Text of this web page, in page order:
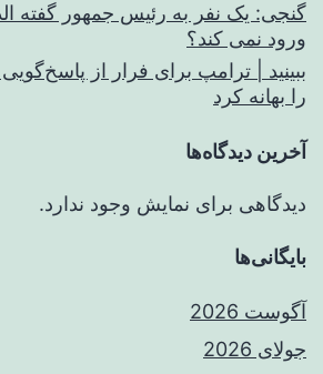
گنجی: یک نفر به رئیس جمهور گفته
ورود نمی کند؟
ببینید | ترامپ برای فرار از
را بهانه کرد
آخرین دیدگاه‌ها
دیدگاهی برای نمایش وجود ندارد.
بایگانی‌ها
آگوست 2026
جولای 2026